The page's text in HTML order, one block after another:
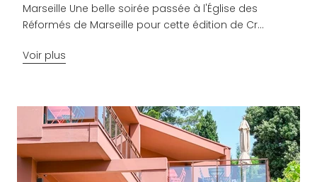
Marseille Une belle soirée passée à l'Église des
Réformés de Marseille pour cette édition de Cr...
Voir plus